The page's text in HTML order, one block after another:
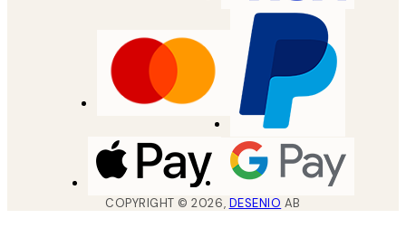
COPYRIGHT ©2026, DESENIO AB